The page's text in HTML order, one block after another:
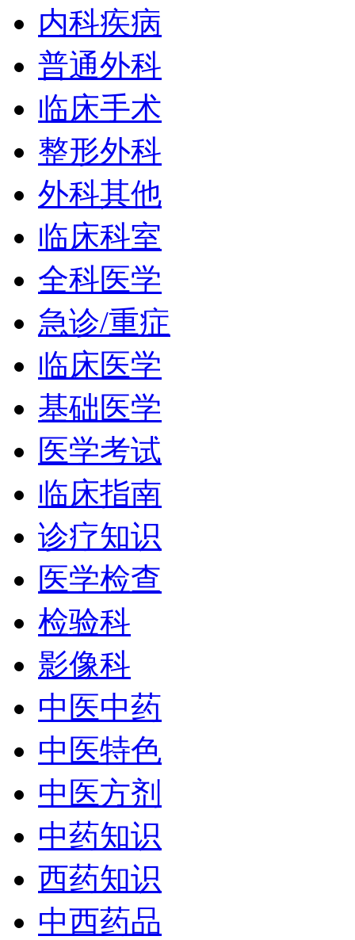
内科疾病
普通外科
临床手术
整形外科
外科其他
临床科室
全科医学
急诊/重症
临床医学
基础医学
医学考试
临床指南
诊疗知识
医学检查
检验科
影像科
中医中药
中医特色
中医方剂
中药知识
西药知识
中西药品